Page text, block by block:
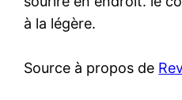
à la légère.
Source à propos de